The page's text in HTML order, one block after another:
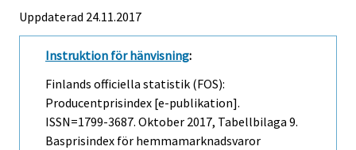
Uppdaterad 24.11.2017
Instruktion för hänvisning:
Finlands officiella statistik (FOS):
Producentprisindex [e-publikation].
ISSN=1799-3687. Oktober 2017, Tabellbilaga 9.
Basprisindex för hemmamarknadsvaror